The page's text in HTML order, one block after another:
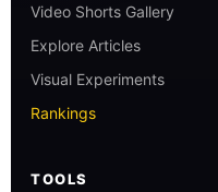
Video Shorts Gallery
Explore Articles
Visual Experiments
Rankings
TOOLS